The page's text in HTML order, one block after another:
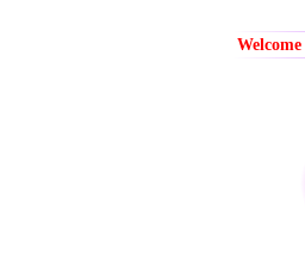
Welcome